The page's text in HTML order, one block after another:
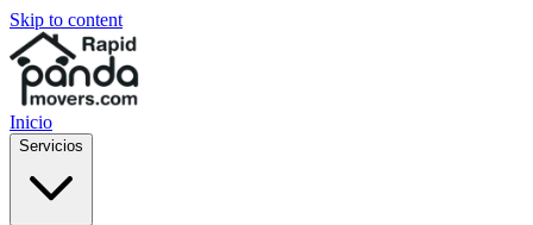
Skip to content
Inicio
Servicios